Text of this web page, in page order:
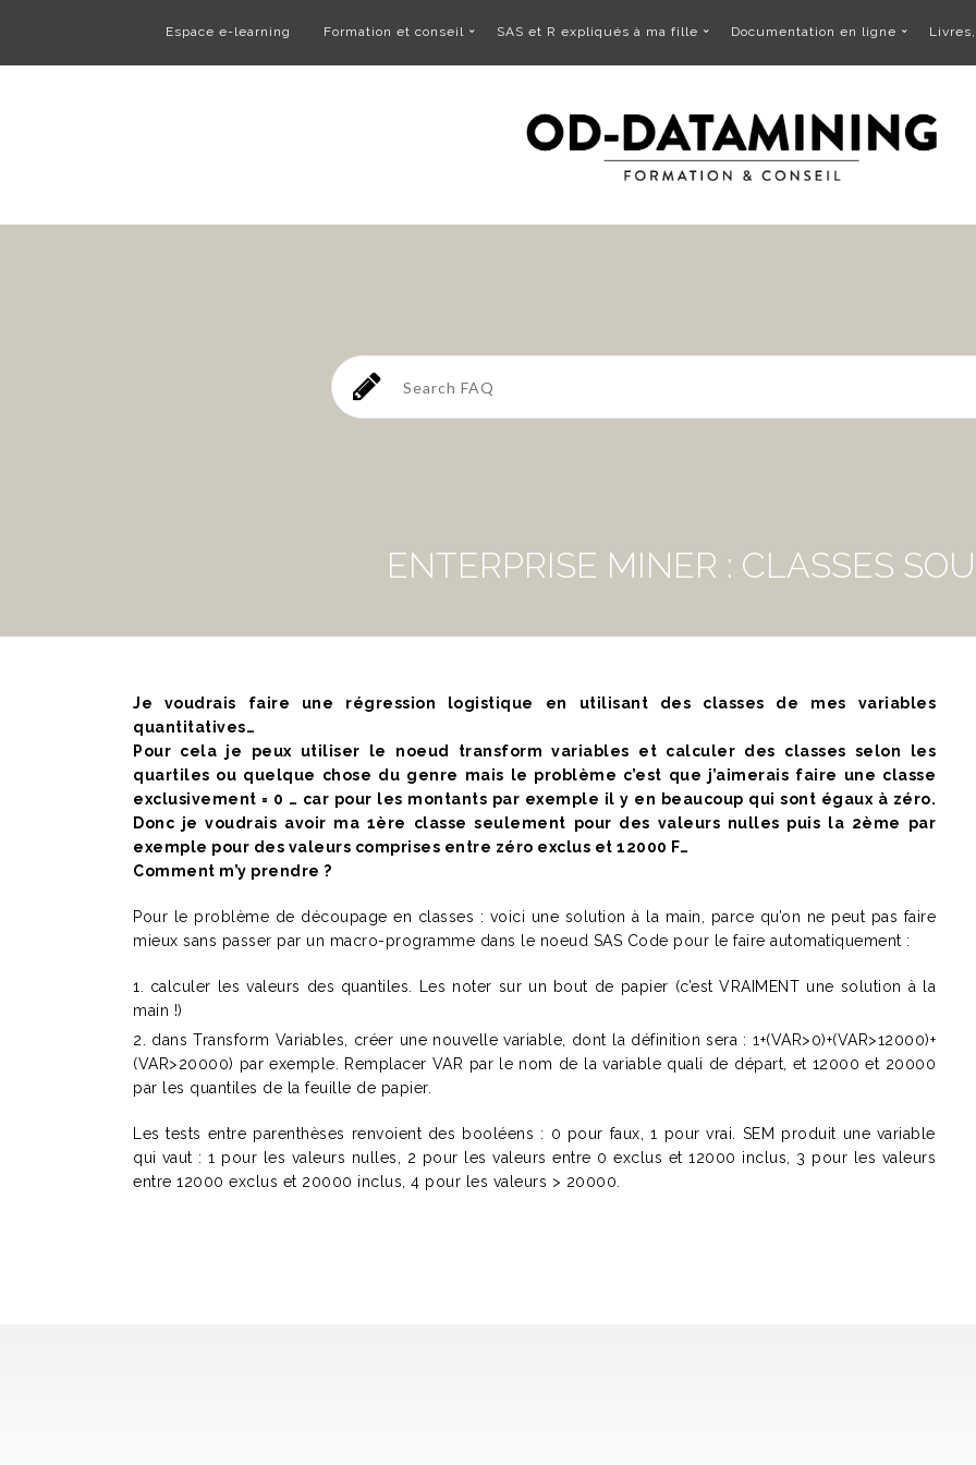
Espace e-learning Formation et conseil SAS et R expliqués à ma fille Documentation en ligne
ENTERPRISE MINER : CLASSES
Je voudrais faire une régression logistique en utilisant des classes de mes variables
quantitatives…
Pour cela je peux utiliser le noeud transform variables et calculer des classes selon les
quartiles ou quelque chose du genre mais le problème c’est que j’aimerais faire une classe
exclusivement = 0 … car pour les montants par exemple il y en beaucoup qui sont égaux à zéro.
Donc je voudrais avoir ma 1ère classe seulement pour des valeurs nulles puis la 2ème par
exemple pour des valeurs comprises entre zéro exclus et 12000 F…
Comment m’y prendre ?
Pour le problème de découpage en classes : voici une solution à la main, parce qu’on ne peut pas faire
mieux sans passer par un macro-programme dans le noeud SAS Code pour le faire automatiquement :
calculer les valeurs des quantiles. Les noter sur un bout de papier (c’est VRAIMENT une solution à la
main !)
dans Transform Variables, créer une nouvelle variable, dont la définition sera : 1+(VAR>0)+(VAR>12000)+
(VAR>20000) par exemple. Remplacer VAR par le nom de la variable quali de départ, et 12000 et 20000
par les quantiles de la feuille de papier.
Les tests entre parenthèses renvoient des booléens : 0 pour faux, 1 pour vrai. SEM produit une variable
qui vaut : 1 pour les valeurs nulles, 2 pour les valeurs entre 0 exclus et 12000 inclus, 3 pour les valeurs
entre 12000 exclus et 20000 inclus, 4 pour les valeurs > 20000.